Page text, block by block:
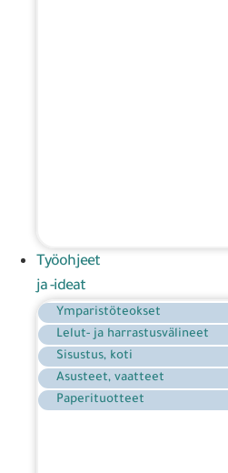
Työohjeet
ja -ideat
Ymparistöteokset
Lelut- ja harrastusvälineet
Sisustus, koti
Asusteet, vaatteet
Paperituotteet